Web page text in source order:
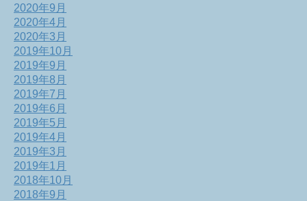
2020年9月
2020年4月
2020年3月
2019年10月
2019年9月
2019年8月
2019年7月
2019年6月
2019年5月
2019年4月
2019年3月
2019年1月
2018年10月
2018年9月